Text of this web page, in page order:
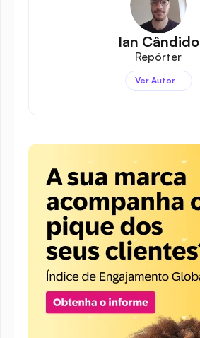
Ian Cândido
Repórter
Ver Autor